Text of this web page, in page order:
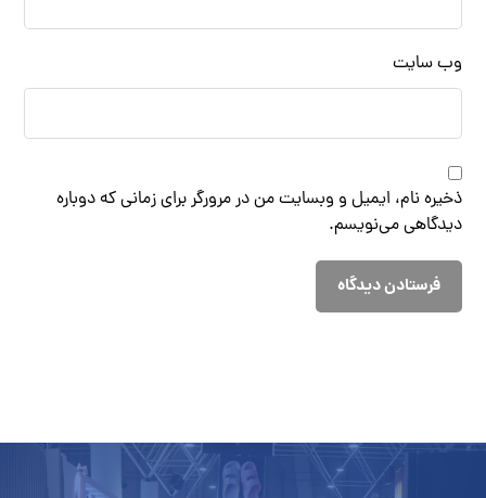
وب‌ سایت
ذخیره نام، ایمیل و وبسایت من در مرورگر برای زمانی که دوباره
دیدگاهی می‌نویسم.
فرستادن دیدگاه